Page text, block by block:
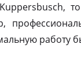
работу